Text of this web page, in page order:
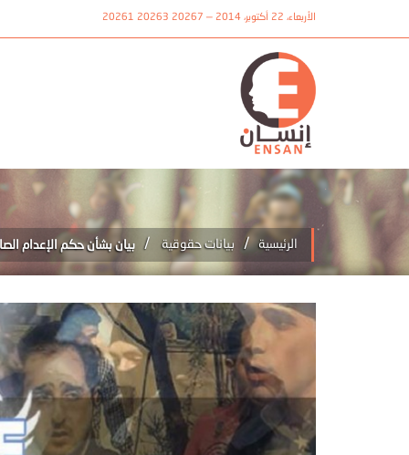
الأربعاء، 22 أكتوبر، 2014 — 20267 20263 20261
الرئيسية / بيانات حقوقية / بيان بشأن حكم الإعدام